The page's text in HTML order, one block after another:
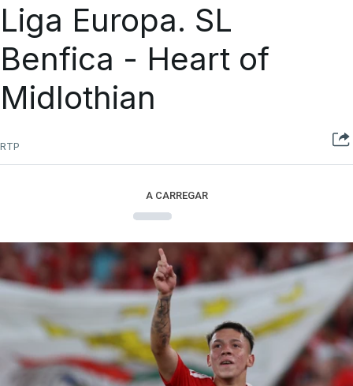
Liga Europa. SL
Benfica - Heart of
Midlothian
RTP
A CARREGAR